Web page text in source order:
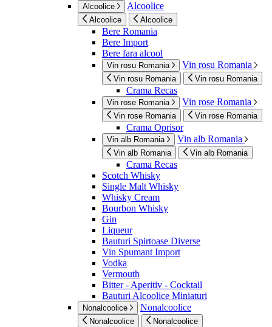
Alcoolice
Alcoolice
Alcoolice Alcoolice
Bere Romania
Bere Import
Bere fara alcool
Vin rosu Romania Vin rosu Romania
Vin rosu Romania Vin rosu Romania
Crama Recas
Vin rose Romania Vin rose Romania
Vin rose Romania Vin rose Romania
Crama Oprisor
Vin alb Romania Vin alb Romania
Vin alb Romania Vin alb Romania
Crama Recas
Scotch Whisky
Single Malt Whisky
Whisky Cream
Bourbon Whisky
Gin
Liqueur
Bauturi Spirtoase Diverse
Vin Spumant Import
Vodka
Vermouth
Bitter - Aperitiv - Cocktail
Bauturi Alcoolice Miniaturi
Nonalcoolice Nonalcoolice
Nonalcoolice Nonalcoolice